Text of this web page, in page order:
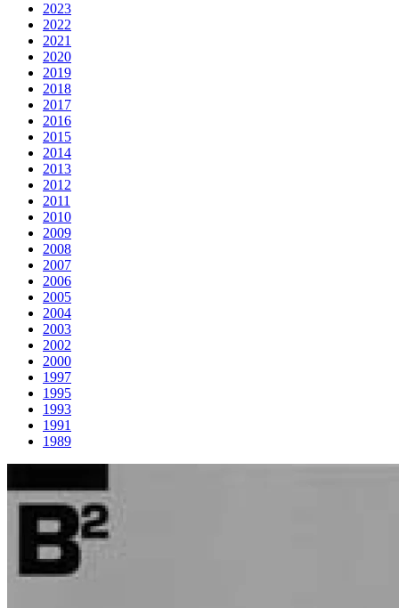
2023
2022
2021
2020
2019
2018
2017
2016
2015
2014
2013
2012
2011
2010
2009
2008
2007
2006
2005
2004
2003
2002
2000
1997
1995
1993
1991
1989